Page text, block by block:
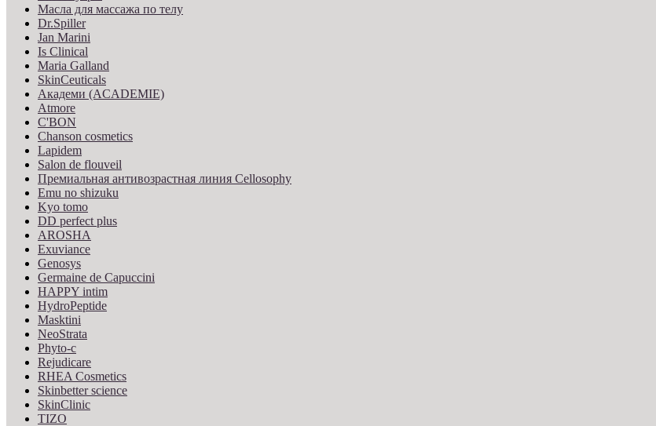
Масла для массажа по телу
Dr.Spiller
Jan Marini
Is Clinical
Maria Galland
SkinCeuticals
Академи (ACADEMIE)
Atmore
C'BON
Chanson cosmetics
Lapidem
Salon de flouveil
Премиальная антивозрастная линия Cellosophy
Emu no shizuku
Kyo tomo
DD perfect plus
AROSHA
Exuviance
Genosys
Germaine de Capuccini
HAPPY intim
HydroPeptide
Masktini
NeoStrata
Phyto-c
Rejudicare
RHEA Cosmetics
Skinbetter science
SkinСlinic
TIZO